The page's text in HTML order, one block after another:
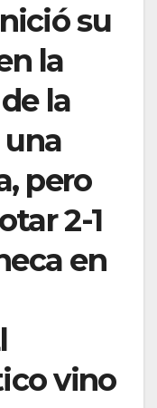
su
la
la
una
pero
2-1
en
vino